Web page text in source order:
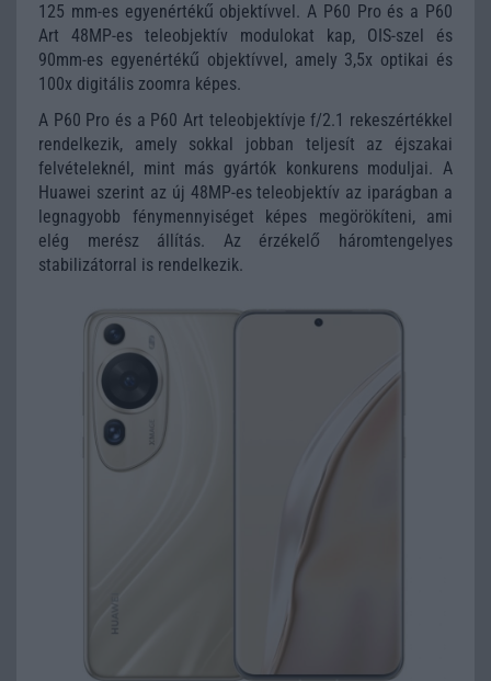
125 mm-es egyenértékű objektívvel. A P60 Pro és a P60
Art 48MP-es teleobjektív modulokat kap, OIS-szel és
90mm-es egyenértékű objektívvel, amely 3,5x optikai és
100x digitális zoomra képes.
A P60 Pro és a P60 Art teleobjektívje f/2.1 rekeszértékkel
rendelkezik, amely sokkal jobban teljesít az éjszakai
felvételeknél, mint más gyártók konkurens moduljai. A
Huawei szerint az új 48MP-es teleobjektív az iparágban a
legnagyobb fénymennyiséget képes megörökíteni, ami
elég merész állítás. Az érzékelő háromtengelyes
stabilizátorral is rendelkezik.